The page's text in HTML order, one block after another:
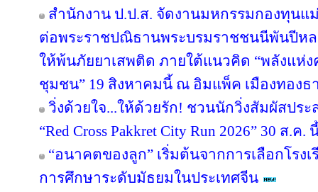
สำนักงาน ป.ป.ส. จัดงานมหกรรมกองทุนแ
ต่อพระราชปณิธานพระบรมราชชนนีพันปีห
ให้พ้นภัยยาเสพติด ภายใต้แนวคิด “พลังแห่
ชุมชน” 19 สิงหาคมนี้ ณ อิมแพ็ค เมืองทองธ
วิ่งด้วยใจ...ให้ด้วยรัก! ชวนนักวิ่งสัมผัสปร
“Red Cross Pakkret City Run 2026” 30 ส.ค.
“อนาคตของลูก” เริ่มต้นจากการเลือกโรง
การศึกษาระดับมัธยมในประเทศจีน